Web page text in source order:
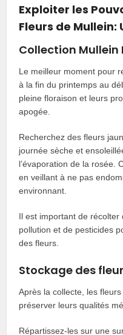
Exploiter les
Fleurs de Mullein:
Collection Mullein
Le meilleur moment pour
à la fin du printemps au
pleine floraison et leurs
apogée.
Recherchez des fleurs
journée sèche et
l’évaporation de la rosée.
en veillant à ne pas
environnant.
Il est important de
pollution et de pesticides
des fleurs.
Stockage des
Après la collecte, les
préserver leurs qualités
Répartissez-les sur une